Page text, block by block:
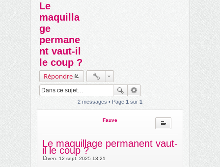
Le
maquilla
ge
permane
nt vaut-il
le coup ?
Répondre
2 messages • Page 1 sur 1
Fauve
Le maquillage permanent vaut-
il le coup ?
ven. 12 sept. 2025 13:21